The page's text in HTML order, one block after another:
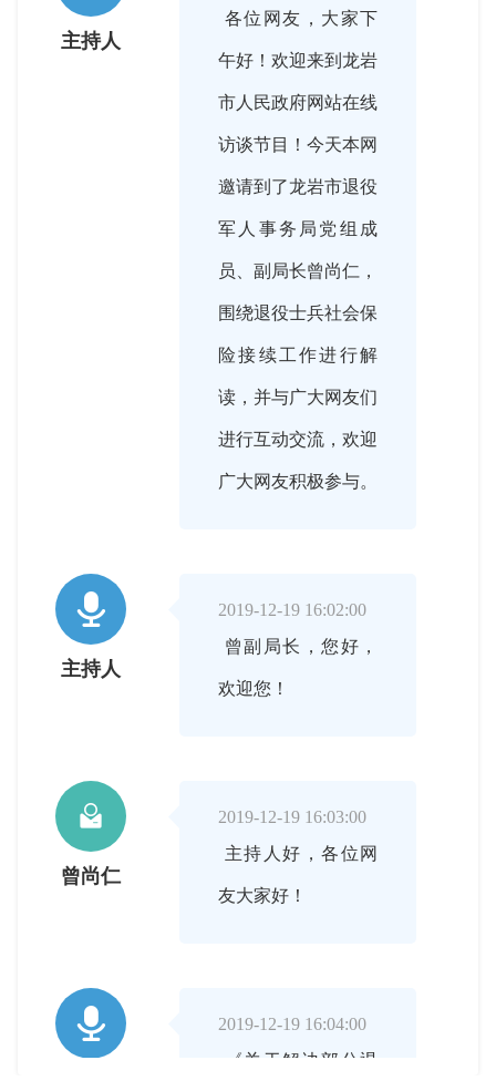
主持人
各位网友，大家下
午好！欢迎来到龙岩
市人民政府网站在线
访谈节目！今天本网
邀请到了龙岩市退役
军人事务局党组成
员、副局长曾尚仁，
围绕退役士兵社会保
险接续工作进行解
读，并与广大网友们
进行互动交流，欢迎
广大网友积极参与。

主持人
2019-12-19 16:02:00
曾副局长，您好，
欢迎您！

曾尚仁
2019-12-19 16:03:00
主持人好，各位网
友大家好！

2019-12-19 16:04:00
《关于解决部分退